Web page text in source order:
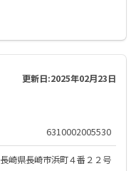
更新日:2025年02月23日
6310002005530
長崎県長崎市浜町４番２２号